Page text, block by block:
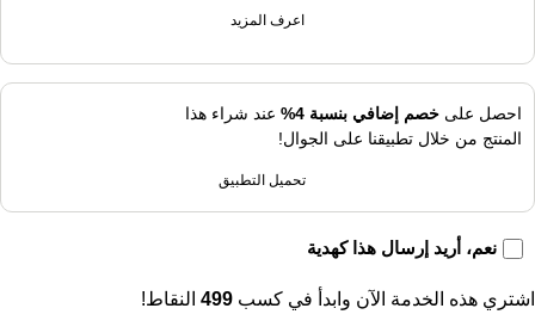
اعرف المزيد
احصل على خصم إضافي بنسبة 4%
عند شراء هذا
المنتج من خلال تطبيقنا على الجوال!
تحميل التطبيق
نعم، أريد إرسال هذا كهدية
اشتري هذه الخدمة الآن وابدأ في كسب 499 النقاط!